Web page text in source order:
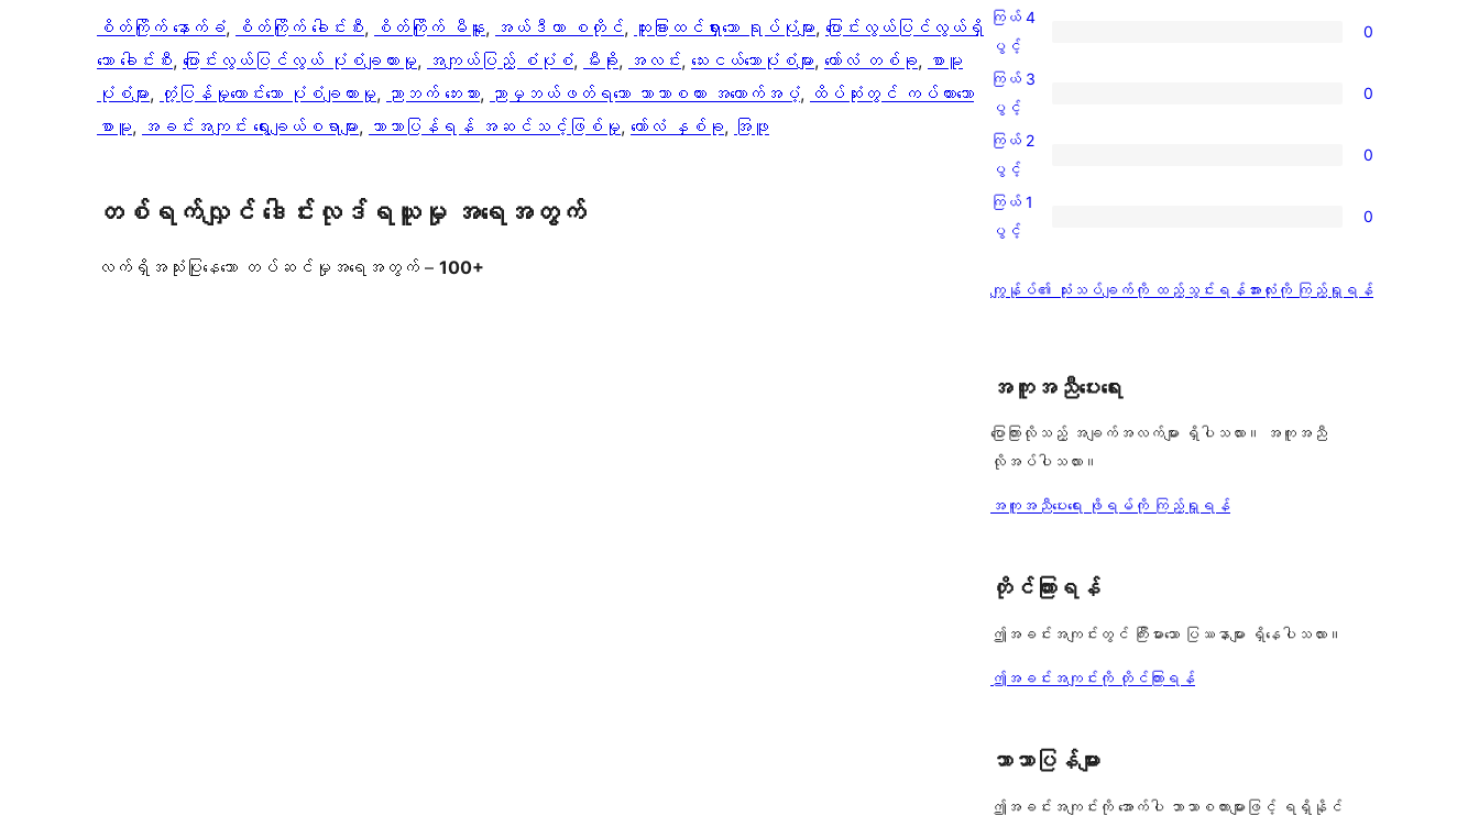
စိတ်ကြိုက် နောက်ခံ, စိတ်ကြိုက် ခေါင်းစီး, စိတ်ကြိုက် မီနူး, အယ်ဒီတာ စတိုင်, ထူးခြားထင်ရှားသော ရုပ်ပုံများ, ပြောင်းလွယ်ပြင်လွယ်ရှိ
သော ခေါင်းစီး, ပြောင်းလွယ်ပြင်လွယ် ပုံစံချထားမှု, အကျယ်ပြည့် စံပုံစံ, မီးခိုး, အလင်း, ​သေး​ငယ်သော​ပုံစံများ​, ကော်လံ တစ်ခု, စာမူ
ပုံစံများ, တုံ့ပြန်မှုကောင်းသော ပုံစံချထားမှု, ညာဘက် ဘေးဘား, ညာမှဘယ်ဖတ်ရသော ဘာသာစကား အထောက်အပံ့, ထိပ်ဆုံးတွင် ကပ်ထားသော
စာမူ, အခင်းအကျင်း ရွေးချယ်စရာများ, ဘာသာပြန်ရန် အဆင်သင့်ဖြစ်မှု, ကော်လံ နှစ်ခု, အြဖူ
တစ်ရက်လျှင် ဒေါင်းလုဒ်ရယူမှု အရေအတွက်
လက်ရှိအသုံးပြုနေသော တပ်ဆင်မှုအရေအတွက် – 100+
5
ပွင့်
အဆင့်
သုံးသပ်
1
စောင်
ကြယ်
4
ပွင့်
အဆင့်
သုံးသပ်
0
စောင်
ကြယ် 4
ပွင့်
0
ကြယ်
3
ပွင့်
အဆင့်
သုံးသပ်
ကြယ် 3
ပွင့်
0
ကြယ်
2
ပွင့်
သုံးသပ်
ကြယ် 2
ပွင့်
0
ကြယ်
ပွင့်
စောင်
ကြယ် 1
ပွင့်
0
ကျွန်ုပ်၏ သုံးသပ်ချက်ကို ထည့်သွင်းရန်သုံးသပ်
အားလုံးကို ကြည့်ရှုရန်
အကူအညီပေးရေး
ပြောကြားလိုသည့် အချက်အလက်များ ရှိပါသလား။ အကူအညီ
လိုအပ်ပါသလား။
အကူအညီပေးရေး ဖိုရမ်ကို ကြည့်ရှုရန်
တိုင်ကြားရန်
ဤအခင်းအကျင်းတွင် ကြီးမားသော ပြဿနာများ ရှိနေပါသလား။
ဤအခင်းအကျင်းကို တိုင်ကြားရန်
ဘာသာပြန်များ
ဤအခင်းအကျင်းကို အောက်ပါ ဘာသာစကားများဖြင့် ရရှိနိုင်